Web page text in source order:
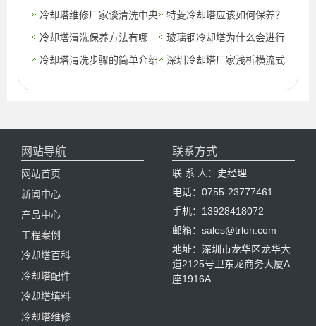
(冷却塔水藻清除妙招)
冷却塔清洗方法
冷却塔维修厂家谈清洗中央
空调冷却塔的方法
特菱冷却塔应该如何保养？
广东特菱制冷设备有限公司
告诉您(潮
冷却塔清洗保养方法有哪
些？(冷却塔清洗保养的目
玻璃钢冷却塔为什么会进行
定期清洗,冷却塔清洗的好
冷却塔清洗步骤的简单介绍
深圳冷却塔厂家浅析横流式
网站导航
网站首页
新闻中心
产品中心
工程案例
冷却塔百科
冷却塔配件
冷却塔填料
冷却塔维修
联系方式
联 系 人：史经理
电话：0755-23777461
手机：13928418072
邮箱：sales@trlon.com
地址：深圳市龙华区龙华大
道2125号卫东龙商务大厦A
座1916A